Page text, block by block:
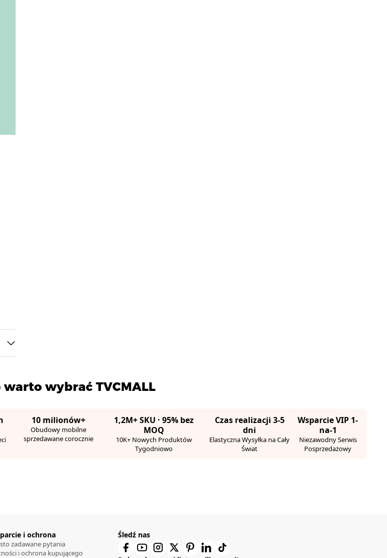
warto wybrać TVCMALL
10 milionów+
Obudowy mobilne
sprzedawane corocznie
1,2M+ SKU · 95% bez
MOQ
10K+ Nowych Produktów
Tygodniowo
Czas realizacji 3-5
dni
Elastyczna Wysyłka na Cały
Świat
Wsparcie VIP 1-
na-1
Niezawodny Serwis
Posprzedażowy
i ochrona
zadawane pytania
i ochrona kupującego
Śledź nas